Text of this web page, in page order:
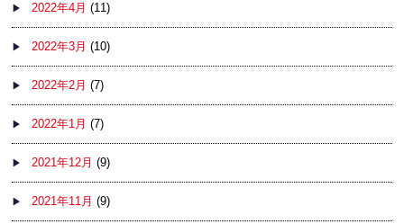
2022年4月 (11)
2022年3月 (10)
2022年2月 (7)
2022年1月 (7)
2021年12月 (9)
2021年11月 (9)